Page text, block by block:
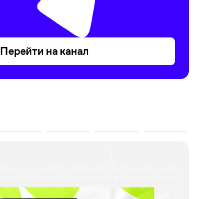
Перейти на канал